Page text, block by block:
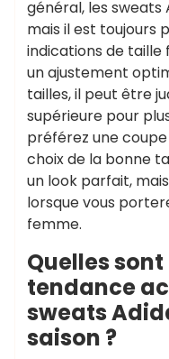
général, les
mais il est toujours
indications de taille
un ajustement
tailles, il peut être
supérieure pour
préférez une coupe
choix de la bonne
un look parfait,
lorsque vous
femme.
Quelles
tendance
sweats
saison ?